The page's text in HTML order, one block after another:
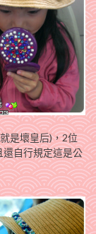
是壞皇后)，2位
自行規定這是公